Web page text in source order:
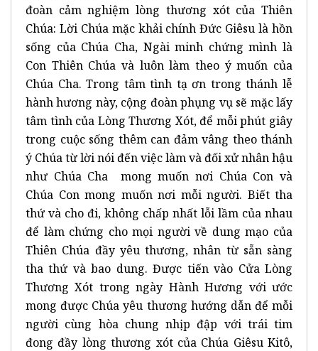
đoàn cảm nghiệm lòng thương xót của Thiên
Chúa: Lời Chúa mặc khải chính Đức Giêsu là hồn
sống của Chúa Cha, Ngài minh chứng mình là
Con Thiên Chúa và luôn làm theo ý muốn của
Chúa Cha. Trong tâm tình tạ ơn trong thánh lễ
hành hương này, cộng đoàn phụng vụ sẽ mặc lấy
tâm tình của Lòng Thương Xót, để mỗi phút giây
trong cuộc sống thêm can đảm vâng theo thánh
ý Chúa từ lời nói đến việc làm và đối xử nhân hậu
như Chúa Cha mong muốn nơi Chúa Con và
Chúa Con mong muốn nơi mỗi người. Biết tha
thứ và cho đi, không chấp nhất lỗi lầm của nhau
để làm chứng cho mọi người về dung mạo của
Thiên Chúa đầy yêu thương, nhân từ sẵn sàng
tha thứ và bao dung. Được tiến vào Cửa Lòng
Thương Xót trong ngày Hành Hương với ước
mong được Chúa yêu thương hướng dẫn để mỗi
người cùng hòa chung nhịp đập với trái tim
đong đầy lòng thương xót của Chúa Giêsu Kitô,